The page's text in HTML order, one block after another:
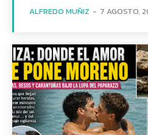
ALFREDO MUÑIZ - 7 AGOSTO,